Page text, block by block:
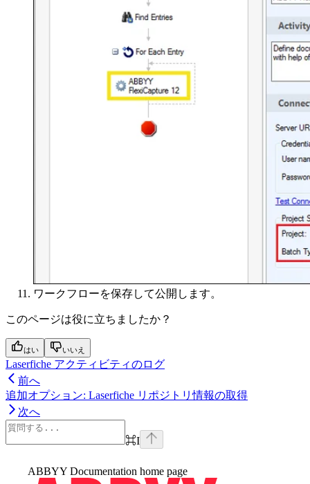
ワークフローを保存して公開します。
このページは役に立ちましたか？
はい いいえ
Laserfiche アクティビティのログ
前へ
追加オプション: Laserfiche リポジトリ情報の取得
次へ
⌘I
ABBYY Documentation home page